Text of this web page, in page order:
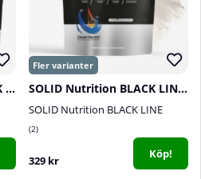
2 x SOLID Nutrition BLACK LINE H.B.C.D, 900 g SOLID Nutrition BLACK LINE H.B.C.D, 900 g
SOLID Nutrition BLACK LINE
2
329 kr Köp!